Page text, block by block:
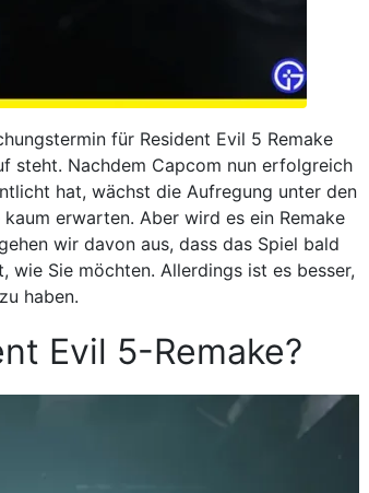
für Resident Evil 5 Remake
steht. Nachdem Capcom nun erfolgreich
hat, wächst die Aufregung unter den
erwarten. Aber wird es ein Remake
wir davon aus, dass das Spiel bald
wie Sie möchten. Allerdings ist es besser,
haben.
Evil 5-Remake?